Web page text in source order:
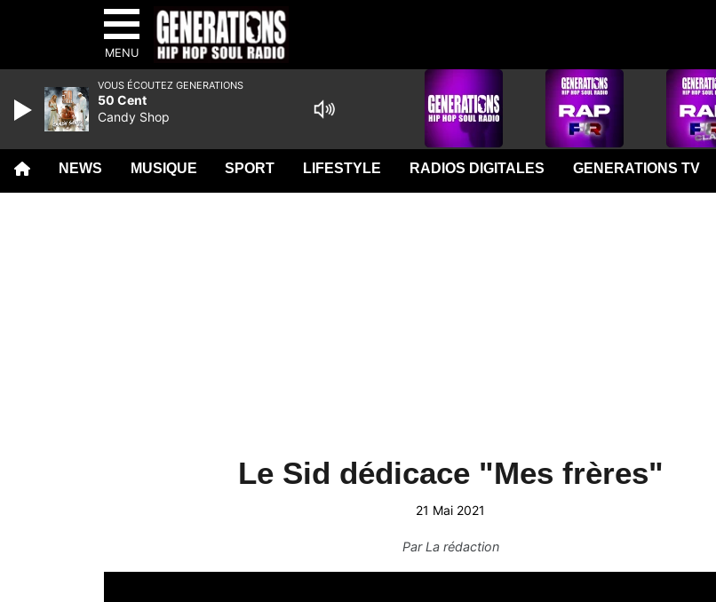
MENU
NEWS MUSIQUE SPORT LIFESTYLE RADIOS DIGITALES GENERATIONS TV
Le Sid dédicace "Mes frères"
21 Mai 2021
ParLa rédaction
VOUS ÉCOUTEZ GENERATIONS
50 Cent
Candy Shop